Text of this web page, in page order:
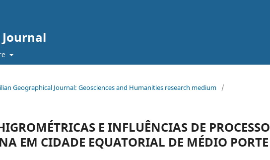
Geographical Journal: Geosciences and Humanities research medium
/
E INFLUÊNCIAS DE PROCESSO
EM CIDADE EQUATORIAL DE MÉDIO PORTE